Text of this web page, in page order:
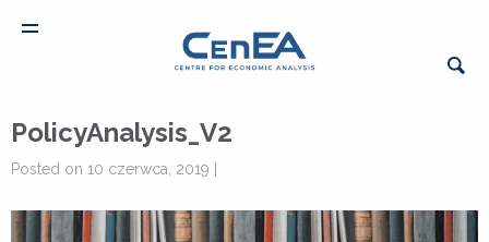
PolicyAnalysis_V2
Posted on 10 czerwca, 2019 |